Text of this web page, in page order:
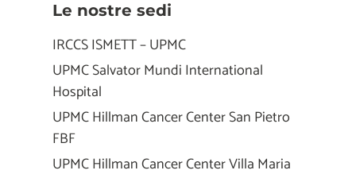
Le nostre sedi
IRCCS ISMETT – UPMC
UPMC Salvator Mundi International
Hospital
UPMC Hillman Cancer Center San Pietro
FBF
UPMC Hillman Cancer Center Villa Maria